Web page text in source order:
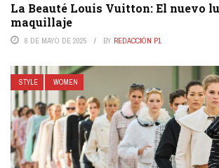
La Beauté Louis Vuitton: El nuevo
maquillaje
8 DE MAYO DE 2025 BY REDACCIÓN P1
STYLE WOMEN